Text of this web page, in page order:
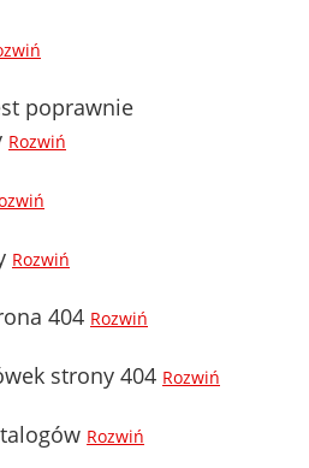
poprawnie
Rozwiń
Rozwiń
404 Rozwiń
strony 404 Rozwiń
Rozwiń